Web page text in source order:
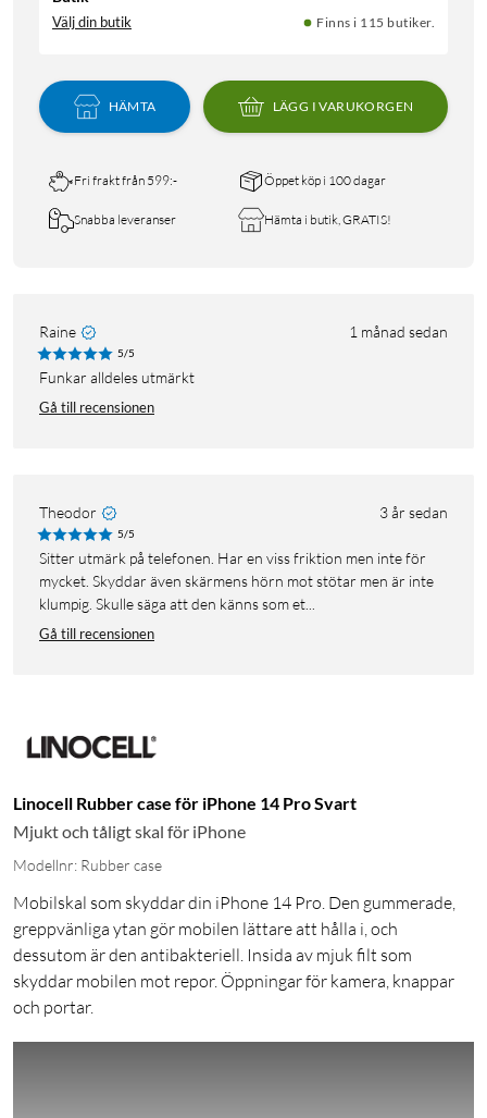
Välj din butik Finns i 115 butiker.
HÄMTA LÄGG I VARUKORGEN
Fri frakt från 599:- Öppet köp i 100 dagar
Snabba leveranser Hämta i butik, GRATIS!
Raine 1 månad sedan
5/5
Funkar alldeles utmärkt
Gå till recensionen
Theodor 3 år sedan
5/5
Sitter utmärk på telefonen. Har en viss friktion men inte för
mycket. Skyddar även skärmens hörn mot stötar men är inte
klumpig. Skulle säga att den känns som et...
Gå till recensionen
Linocell Rubber case för iPhone 14 Pro Svart
Mjukt och tåligt skal för iPhone
Modellnr: Rubber case
Mobilskal som skyddar din iPhone 14 Pro. Den gummerade,
greppvänliga ytan gör mobilen lättare att hålla i, och
dessutom är den antibakteriell. Insida av mjuk filt som
skyddar mobilen mot repor. Öppningar för kamera, knappar
och portar.